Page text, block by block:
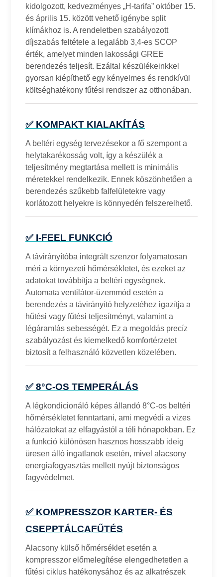
kidolgozott, kedvezményes „H-tarifa” október 15.
és április 15. között vehető igénybe split
klímákhoz is. A rendeletben szabályozott
díjszabás feltétele a legalább 3,4-es SCOP
érték, amelyet minden lakossági GREE
berendezés teljesít. Ezáltal készülékeinkkel
gyorsan kiépíthető egy kényelmes és rendkívül
költséghatékony fűtési rendszer az otthonában.
✅ KOMPAKT KIALAKÍTÁS
A beltéri egység tervezésekor a fő szempont a
helytakarékosság volt, így a készülék a
teljesítmény megtartása mellett is minimális
méretekkel rendelkezik. Ennek köszönhetően a
berendezés szűkebb falfelületekre vagy
korlátozott helyekre is könnyedén felszerelhető.
✅ I-FEEL FUNKCIÓ
A távirányítóba integrált szenzor folyamatosan
méri a környezeti hőmérsékletet, és ezeket az
adatokat továbbítja a beltéri egységnek.
Automata ventilátor-üzemmód esetén a
berendezés a távirányító helyzetéhez igazítja a
hűtési vagy fűtési teljesítményt, valamint a
légáramlás sebességét. Ez a megoldás precíz
szabályozást és kiemelkedő komfortérzetet
biztosít a felhasználó közvetlen közelében.
✅ 8°C-OS TEMPERÁLÁS
A légkondicionáló képes állandó 8°C-os beltéri
hőmérsékletet fenntartani, ami megvédi a vizes
hálózatokat az elfagyástól a téli hónapokban. Ez
a funkció különösen hasznos hosszabb ideig
üresen álló ingatlanok esetén, mivel alacsony
energiafogyasztás mellett nyújt biztonságos
fagyvédelmet.
✅ KOMPRESSZOR KARTER- ÉS
CSEPPTÁLCAFŰTÉS
Alacsony külső hőmérséklet esetén a
kompresszor előmelegítése elengedhetetlen a
fűtési ciklus hatékonysához és az alkatrészek